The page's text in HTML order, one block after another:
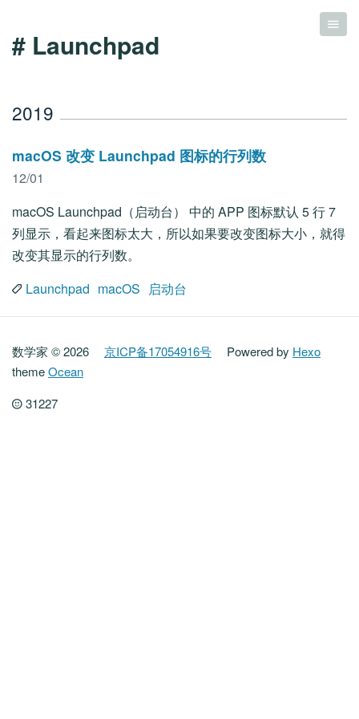
# Launchpad
2019
macOS 改变 Launchpad 图标的行列数
12/01
macOS Launchpad（启动台） 中的 APP 图标默认 5 行 7
列显示，看起来图标太大，所以如果要改变图标大小，就得
改变其显示的行列数。
Launchpad macOS 启动台
数学家 © 2026 京ICP备17054916号 Powered by Hexo
themeOcean
31227